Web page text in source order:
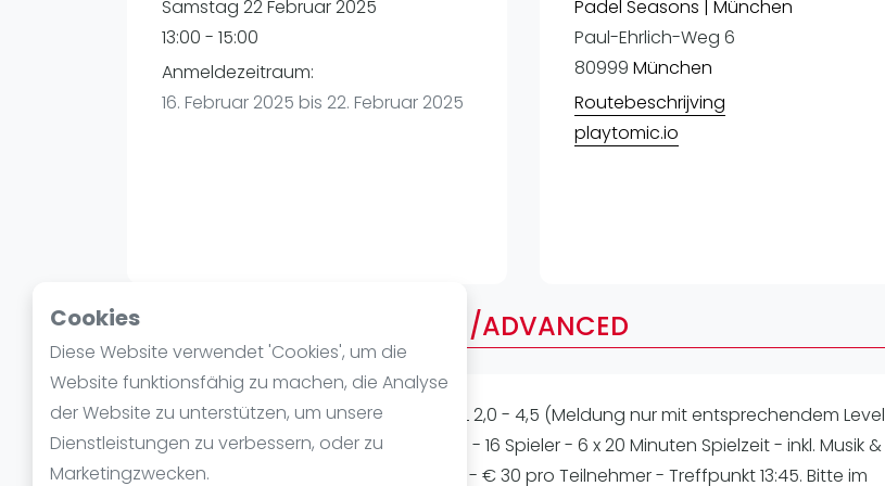
Cookies
Diese Website verwendet 'Cookies', um die
Website funktionsfähig zu machen, die Analyse
der Website zu unterstützen, um unsere
Dienstleistungen zu verbessern, oder zu
Marketingzwecken.
Verschiedenes
Samstag 22 Februar 2025
13:00 - 15:00
Anmeldezeitraum:
16. Februar 2025 bis 22. Februar 2025
Padel Seasons | München
Paul-Ehrlich-Weg 6
80999 München
Routebeschrijving
playtomic.io
Über AMERICANO MEDIUM/ADVANCED
AMERICANO MEDIUM/ADVANCED LEVEL 2,0 - 4,5 (Meldung nur mit entsprechendem Level
möglich) Samstag 22.02 14:00 - 16:00 - 16 Spieler - 6 x 20 Minuten Spielzeit - inkl. Musik &
After-Drink - inkl. 1 Set Bälle pro Court - € 30 pro Teilnehmer - Treffpunkt 13:45. Bitte im